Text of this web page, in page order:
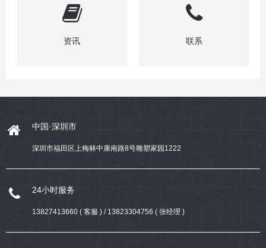
资讯 联系
中国·深圳市
深圳市福田区上梅林中康南路8号雕塑家园1222
24小时服务
13827413660 ( 客服 ) / 13823304756 ( 张经理 )